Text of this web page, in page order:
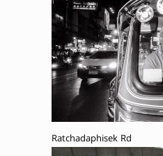
Ratchadaphisek Rd